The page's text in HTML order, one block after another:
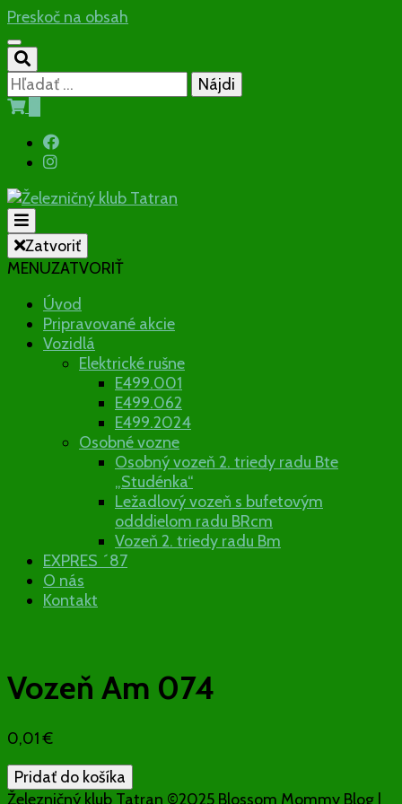
Preskoč na obsah
Hľadať:
Železničný
klub Tatran
Občianske združenie
Zatvoriť
MENUZATVORIŤ
Úvod
Pripravované akcie
Vozidlá
Elektrické rušne
E499.001
E499.062
E499.2024
Osobné vozne
Osobný vozeň 2. triedy radu Bte
„Studénka“
Ležadlový vozeň s bufetovým
odddielom radu BRcm
Vozeň 2. triedy radu Bm
EXPRES ´87
O nás
Kontakt
Vozeň Am 074
0,01€
množstvo
Vozeň
Pridať do košíka
Železničný klub Tatran ©2025 Blossom Mommy Blog |